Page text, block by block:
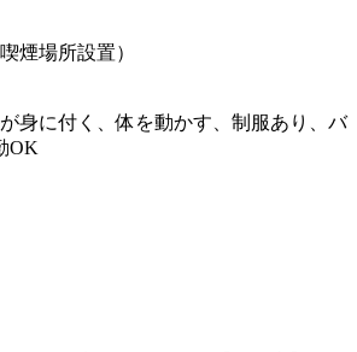
煙場所設置）
身に付く、体を動かす、制服あり、バ
OK